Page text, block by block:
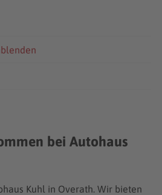
bei Autohaus
Kuhl in Overath. Wir bieten